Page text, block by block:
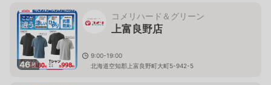
46枚
コメリハード＆グリーン
上富良野店
9:00-19:00
北海道空知郡上富良野町大町5-942-5